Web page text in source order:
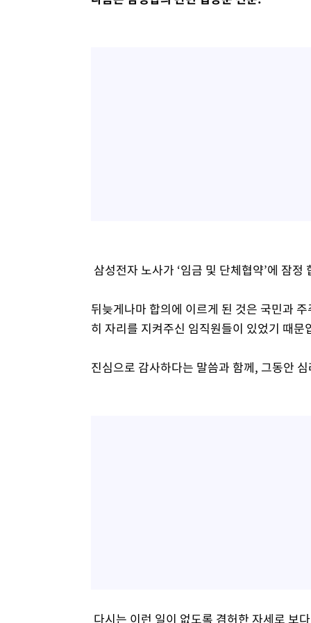
삼성전자 노사가 ‘임금 및 단체협약’에 잠정
뒤늦게나마 합의에 이르게 된 것은 국민과
히 자리를 지켜주신 임직원들이 있었기 때문
진심으로 감사하다는 말씀과 함께, 그동안
다시는 이런 일이 없도록 겸허한 자세로 보